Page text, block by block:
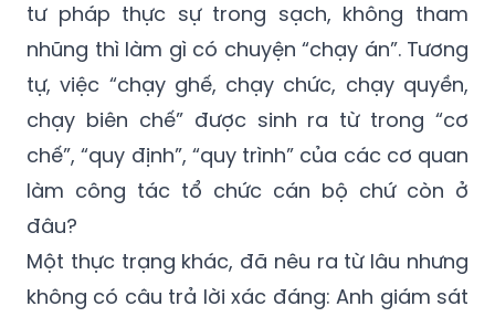
tư pháp thực sự trong sạch, không tham
nhũng thì làm gì có chuyện “chạy án”. Tương
tự, việc “chạy ghế, chạy chức, chạy quyền,
chạy biên chế” được sinh ra từ trong “cơ
chế”, “quy định”, “quy trình” của các cơ quan
làm công tác tổ chức cán bộ chứ còn ở
đâu?
Một thực trạng khác, đã nêu ra từ lâu nhưng
không có câu trả lời xác đáng: Anh giám sát